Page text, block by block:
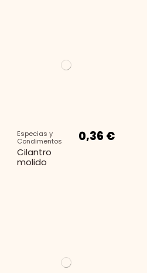
Especias y
Condimentos
Cilantro
molido
0,36 €